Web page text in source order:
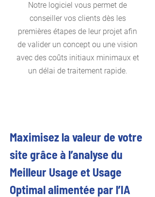
Notre logiciel vous permet de
conseiller vos clients dès les
premières étapes de leur projet afin
de valider un concept ou une vision
avec des coûts initiaux minimaux et
un délai de traitement rapide.
Maximisez la valeur de votre
site grâce à l’analyse du
Meilleur Usage et Usage
Optimal alimentée par l’IA